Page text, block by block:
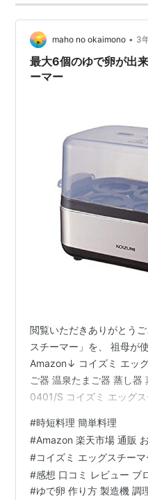
maho no okaimono • 3
最大6個のゆで卵が出
ーマー
閲覧いただきありがとう
スチーマー」を、 祖母が
Amazon↓ コイズミ エッ
ご器 温泉たまご器 蒸し器
0401/S コイズミ エッグ
イズミ(Koizumi) Amazon
エッグスチーマー コイズ
まごメーカー 温泉卵器 ゆ
卵 ゆで卵器 おすすめ 半
#時短料理 簡単料理
#Amazon 楽天市場 通販
#コイズミ エッグスチーマ
#感想 口コミ レビュー ブ
#ゆで卵 作り方 製造機 調